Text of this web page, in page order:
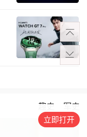
趣史 军史
立即打开